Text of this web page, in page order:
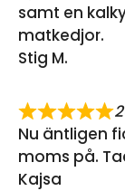
samt en
matkedjor.
Stig M.
Nu äntligen
moms på.
Kajsa